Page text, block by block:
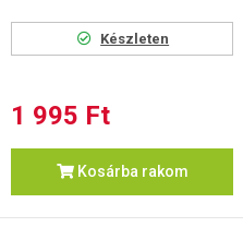
Készleten
1 995 Ft
Kosárba rakom